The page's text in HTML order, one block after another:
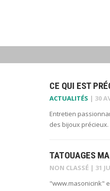
CE QUI EST
ACTUALITÉS | 30
Entretien
des bijoux précieux.
TATOUAGES
NON CLASSÉ | 31
"www.masonicink"